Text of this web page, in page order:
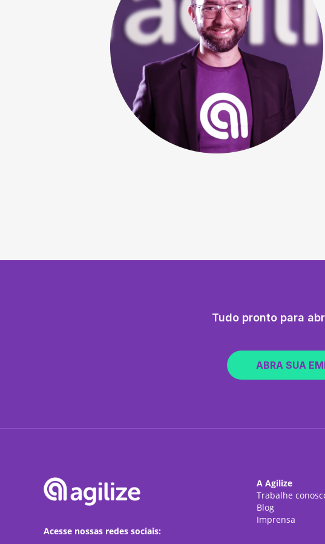
Tudo pronto para
ABRA SUA
Acesse nossas redes sociais:
A Agilize
Trabalhe
Blog
Imprensa